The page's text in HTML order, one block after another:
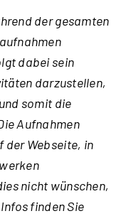
der gesamten
dabei sein
darzustellen,
somit die
Aufnahmen
der Webseite, in
nicht wünschen,
finden Sie